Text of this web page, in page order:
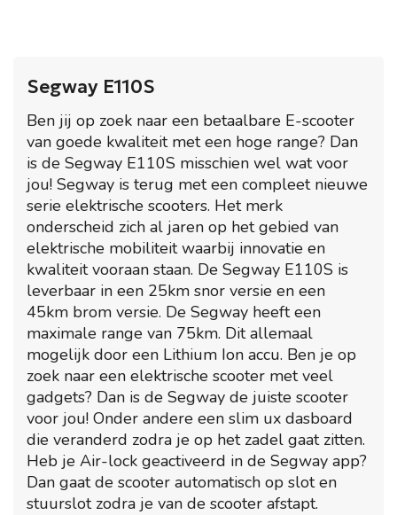
Segway E110S
Ben jij op zoek naar een betaalbare E-scooter
van goede kwaliteit met een hoge range? Dan
is de Segway E110S misschien wel wat voor
jou! Segway is terug met een compleet nieuwe
serie elektrische scooters. Het merk
onderscheid zich al jaren op het gebied van
elektrische mobiliteit waarbij innovatie en
kwaliteit vooraan staan. De Segway E110S is
leverbaar in een 25km snor versie en een
45km brom versie. De Segway heeft een
maximale range van 75km. Dit allemaal
mogelijk door een Lithium Ion accu. Ben je op
zoek naar een elektrische scooter met veel
gadgets? Dan is de Segway de juiste scooter
voor jou! Onder andere een slim ux dasboard
die veranderd zodra je op het zadel gaat zitten.
Heb je Air-lock geactiveerd in de Segway app?
Dan gaat de scooter automatisch op slot en
stuurslot zodra je van de scooter afstapt.